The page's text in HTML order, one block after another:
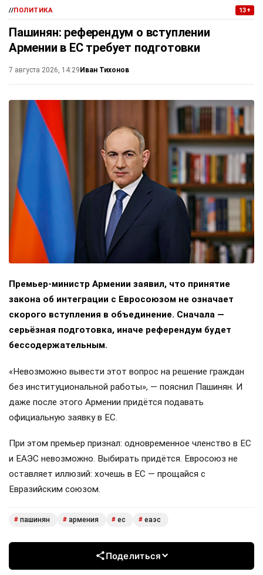
//ПОЛИТИКА 13+
Пашинян: референдум о вступлении
Армении в ЕС требует подготовки
7 августа 2026, 14:29Иван Тихонов
Премьер-министр Армении заявил, что принятие
закона об интеграции с Евросоюзом не означает
скорого вступления в объединение. Сначала —
серьёзная подготовка, иначе референдум будет
бессодержательным.
«Невозможно вывести этот вопрос на решение граждан
без институциональной работы», — пояснил Пашинян. И
даже после этого Армении придётся подавать
официальную заявку в ЕС.
При этом премьер признал: одновременное членство в ЕС
и ЕАЭС невозможно. Выбирать придётся. Евросоюз не
оставляет иллюзий: хочешь в ЕС — прощайся с
Евразийским союзом.
# пашинян # армения # ес # еаэс
Поделиться